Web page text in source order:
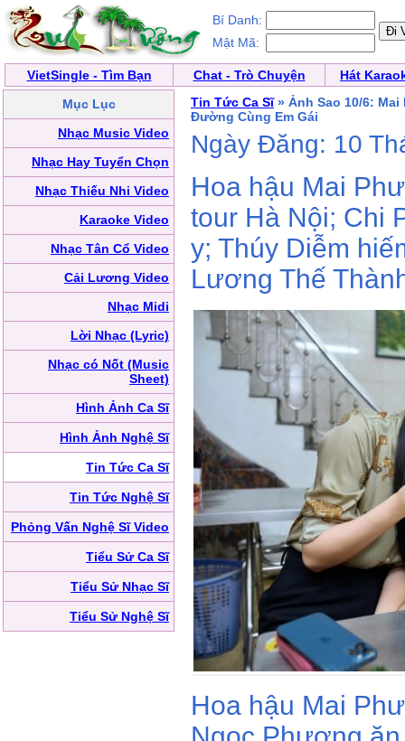
Bí Danh:
Mật Mã:
VietSingle - Tìm Bạn Chat - Trò Chuyện
Hát
Mục Lục
Nhạc Music Video
Nhạc Hay Tuyển Chọn
Nhạc Thiếu Nhi Video
Karaoke Video
Nhạc Tân Cổ Video
Cải Lương Video
Nhạc Midi
Lời Nhạc (Lyric)
Nhạc có Nốt (Music
Sheet)
Hình Ảnh Ca Sĩ
Hình Ảnh Nghệ Sĩ
Tin Tức Ca Sĩ
Tin Tức Nghệ Sĩ
Phỏng Vấn Nghệ Sĩ Video
Tiểu Sử Ca Sĩ
Tiểu Sử Nhạc Sĩ
Tiểu Sử Nghệ Sĩ
Tin Tức Ca Sĩ» Ảnh Sao 10/6:
Đường Cùng Em Gái
Ngày Đăng: 10
Hoa hậu Mai
tour Hà Nội; Chi
y; Thúy Diễm
Lương Thế
Hoa hậu Mai